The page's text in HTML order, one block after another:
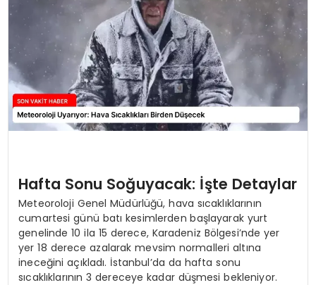
Hafta Sonu Soğuyacak: İşte Detaylar
Meteoroloji Genel Müdürlüğü, hava sıcaklıklarının
cumartesi günü batı kesimlerden başlayarak yurt
genelinde 10 ila 15 derece, Karadeniz Bölgesi’nde yer
yer 18 derece azalarak mevsim normalleri altına
ineceğini açıkladı. İstanbul’da da hafta sonu
sıcaklıklarının 3 dereceye kadar düşmesi bekleniyor.